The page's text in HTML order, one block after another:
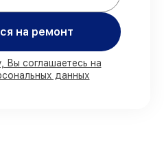
с возможностью
владельца
FLIR имеются на
остальные поступают
на ремонт
Вы соглашаетесь на
данных